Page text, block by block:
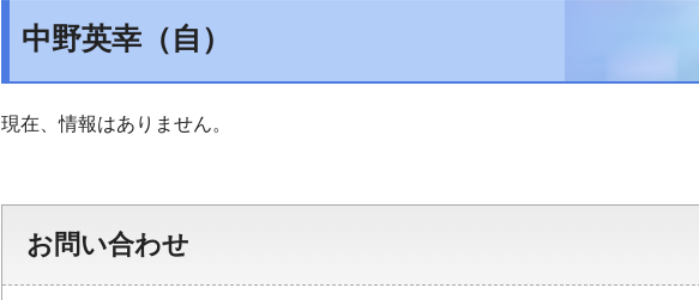
中野英幸（自）
現在、情報はありません。
お問い合わせ